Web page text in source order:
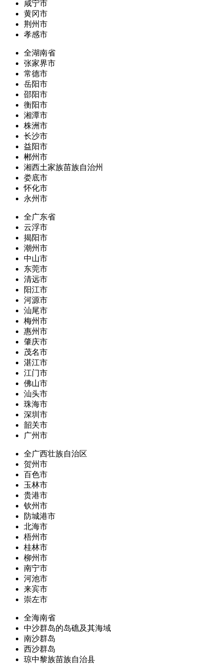
咸宁市
黄冈市
荆州市
孝感市
全湖南省
张家界市
常德市
岳阳市
邵阳市
衡阳市
湘潭市
株洲市
长沙市
益阳市
郴州市
湘西土家族苗族自治州
娄底市
怀化市
永州市
全广东省
云浮市
揭阳市
潮州市
中山市
东莞市
清远市
阳江市
河源市
汕尾市
梅州市
惠州市
肇庆市
茂名市
湛江市
江门市
佛山市
汕头市
珠海市
深圳市
韶关市
广州市
全广西壮族自治区
贺州市
百色市
玉林市
贵港市
钦州市
防城港市
北海市
梧州市
桂林市
柳州市
南宁市
河池市
来宾市
崇左市
全海南省
中沙群岛的岛礁及其海域
南沙群岛
西沙群岛
琼中黎族苗族自治县